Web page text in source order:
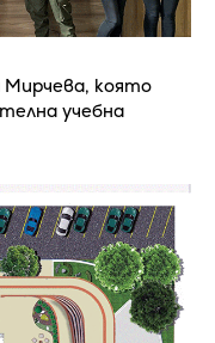
Мирчева, която
учебна